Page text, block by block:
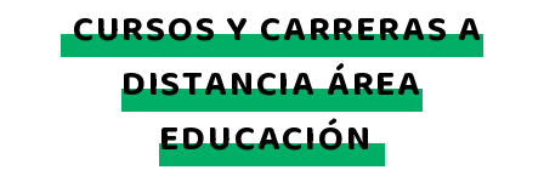
CURSOS Y CARRERAS A
DISTANCIA ÁREA
EDUCACIÓN